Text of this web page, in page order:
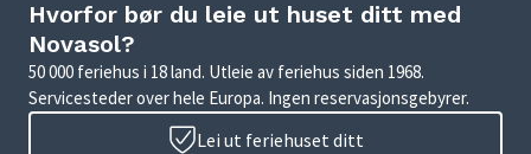
Hvorfor bør du leie ut huset ditt med
Novasol?
50 000 feriehus i 18 land. Utleie av feriehus siden 1968.
Servicesteder over hele Europa. Ingen reservasjonsgebyrer.
Lei ut feriehuset ditt